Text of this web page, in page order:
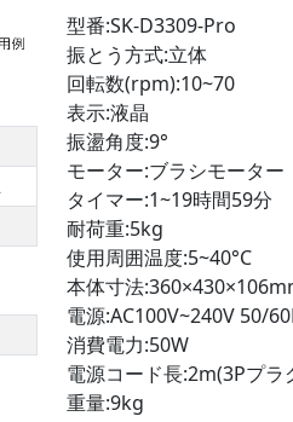
型番:SK-D3309-Pro
振とう方式:立体
回転数(rpm):10~70
表示:液晶
振盪角度:9°
モーター:ブラシモーター
タイマー:1~19時間59分
耐荷重:5kg
使用周囲温度:5~40°C
本体寸法
電源:AC100V~240V 50/
消費電力:50W
電源コード長:2m(3Pプラ
重量:9kg